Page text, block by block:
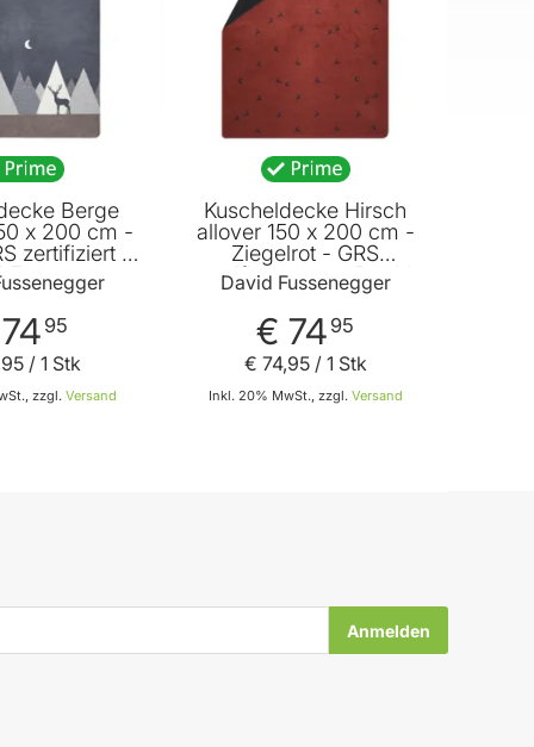
Berge
x 200 cm -
zertifiziert -
95
zzgl. Versand
95/ 1 Stk
Kuscheldecke Hirsch
allover 150 x 200 cm -
Ziegelrot - GRS
zertifiziert - von David
Fussenegger
David Fussenegger
€ 74 95
Inkl. 20% MwSt., zzgl. Versand
€ 74,95/ 1 Stk